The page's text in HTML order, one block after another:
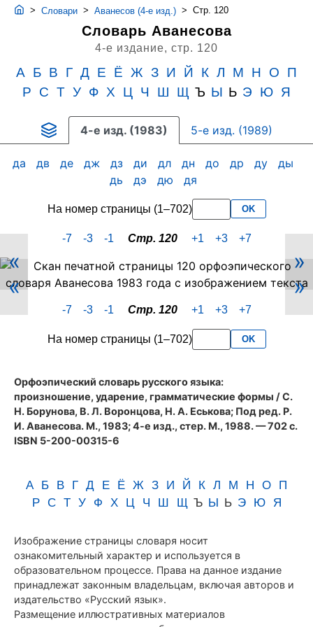
> Словари > Аванесов (4-е изд.) > Стр. 120
Словарь Аванесова
4-е издание, стр. 120
А Б В Г Д Е Ё Ж З И Й К Л М Н О
П
Р
С Т У Ф Х Ц Ч Ш Щ Ъ Ы Ь Э Ю Я
4-е изд. (1983) 5-е изд. (1989)
да дв де дж дз ди дл дн до др ду
ды
дь
дэ дю дя
На номер страницы (1–702) OK
-7 -3 -1 Стр. 120 +1 +3 +7
Скан
PDF-
страницы
120
Аванесова
«
»
«
»
-7 -3 -1 Стр. 120 +1 +3 +7
На номер страницы (1–702) OK
Орфоэпический словарь русского языка:
произношение, ударение, грамматические формы / С.
Н. Борунова, В. Л. Воронцова, Н. А. Еськова; Под ред. Р.
И. Аванесова. М., 1983; 4-е изд., стер. М., 1988. — 702 с.
ISBN 5-200-00315-6
А Б В Г Д Е Ё Ж З И Й К Л М Н О П
Р С Т У Ф Х Ц Ч Ш Щ Ъ Ы Ь Э Ю Я
Изображение страницы словаря носит
ознакомительный характер и используется в
образовательном процессе. Права на данное издание
принадлежат законным владельцам, включая авторов и
издательство «Русский язык».
Размещение иллюстративных материалов